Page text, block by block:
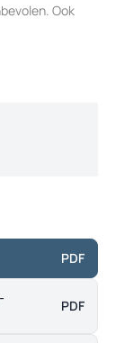
Ook
PDF
PDF